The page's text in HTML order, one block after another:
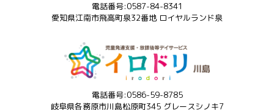
電話番号:0587-84-8341
愛知県江南市飛高町泉32番地 ロイヤルランド泉
電話番号:0586-59-8785
岐阜県各務原市川島松原町345 グレースシノキ7